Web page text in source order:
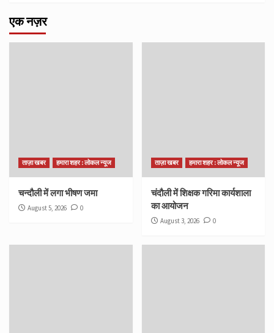
एक नज़र
ताज़ा खबर हमारा शहर : लोकल न्यूज
चन्दौली में लगा भीषण जमा
August 5, 2026 0
ताज़ा खबर हमारा शहर : लोकल न्यूज
चंदौली में शिक्षक गरिमा कार्यशाला
का आयोजन
August 3, 2026 0